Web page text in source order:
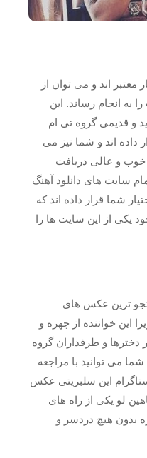
اند و می توان از
به انجام رساند. این
و قدیمی گروه تی ام
داده اند و شما نیز می
خوب و عالی دریافت
سایت های دانلود آهنگ
شما قرار داده اند که
یکی از این سایت ها را
ترین عکس های
این خواننده از چهره و
دخترها و طرفداران گروه
می توانید با مراجعه
این سلبریتی عکس
لو یکی از راه های
بدون هیچ دردسر و